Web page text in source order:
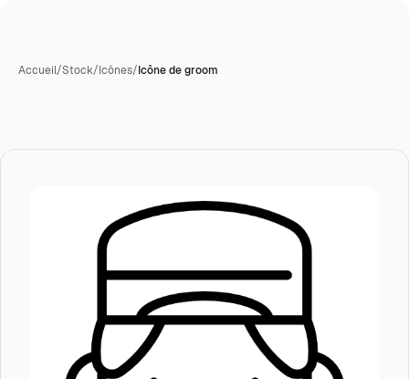
Accueil/Stock/Icônes/Icône de groom